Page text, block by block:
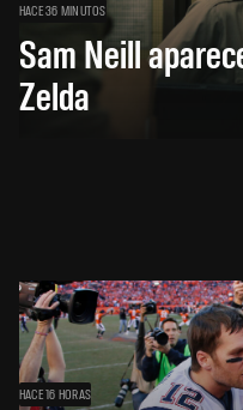
HACE 36 MINUTOS
Sam Neill
Zelda
HACE 16 HORAS